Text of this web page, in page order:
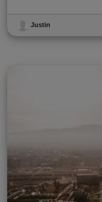
Justin